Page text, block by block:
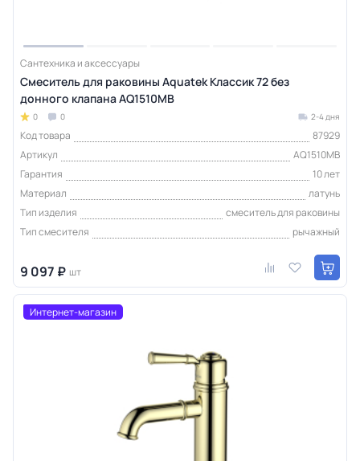
Сантехника и аксессуары
Смеситель для раковины Aquatek Классик 72 без
донного клапана AQ1510MB
0 0 2-4 дня
Код товара
87929
Артикул
AQ1510MB
Гарантия
10 лет
Материал
латунь
Тип изделия
смеситель для раковины
Тип смесителя
рычажный
9 097 ₽ шт
Интернет-магазин